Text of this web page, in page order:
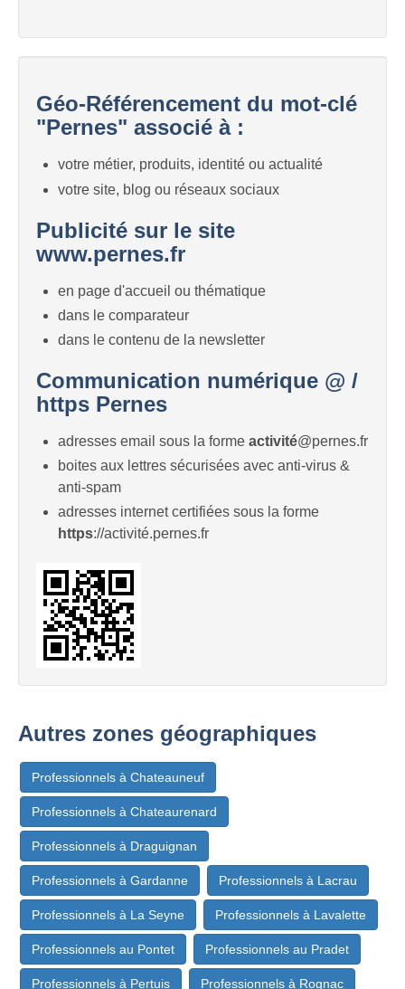
Géo-Référencement du mot-clé
"Pernes" associé à :
votre métier, produits, identité ou actualité
votre site, blog ou réseaux sociaux
Publicité sur le site
www.pernes.fr
en page d'accueil ou thématique
dans le comparateur
dans le contenu de la newsletter
Communication numérique @ /
https Pernes
adresses email sous la forme activité@pernes.fr
boites aux lettres sécurisées avec anti-virus &
anti-spam
adresses internet certifiées sous la forme
https://activité.pernes.fr
Autres zones géographiques
Professionnels à Chateauneuf
Professionnels à Chateaurenard
Professionnels à Draguignan
Professionnels à Gardanne Professionnels à Lacrau
Professionnels à La Seyne Professionnels à Lavalette
Professionnels au Pontet Professionnels au Pradet
Professionnels à Pertuis Professionnels à Rognac